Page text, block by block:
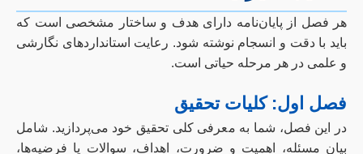
هر فصل از پایان‌نامه دارای هدف و ساختار مشخصی است که
باید با دقت و انسجام نوشته شود. رعایت استانداردهای نگارشی
و علمی در هر مرحله حیاتی است.
فصل اول: کلیات تحقیق
در این فصل، شما به معرفی کلی تحقیق خود می‌پردازید. شامل
بیان مسئله، اهمیت و ضرورت، اهداف، سوالات یا فرضیه‌ها،